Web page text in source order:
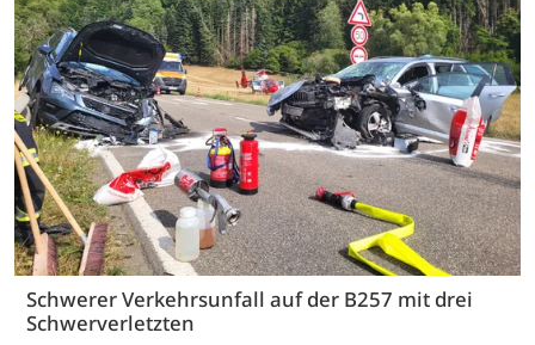
Schwerer Verkehrsunfall auf der B257 mit drei
Schwerverletzten